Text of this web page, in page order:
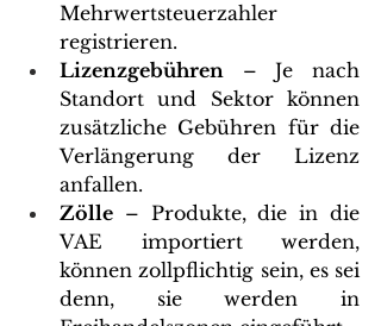
Mehrwertsteuerzahler
registrieren.
Lizenzgebühren – Je nach
Standort und Sektor können
zusätzliche Gebühren für die
Verlängerung der Lizenz
anfallen.
Zölle – Produkte, die in die
VAE importiert werden,
können zollpflichtig sein, es sei
denn, sie werden in